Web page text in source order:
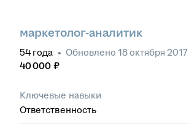
маркетолог-аналитик
54 года • Обновлено 18 октября 2017
40 000 ₽
Ключевые навыки
Ответственность